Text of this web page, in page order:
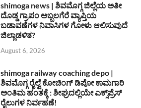
shimoga news | ಶಿವಮೊಗ್ಗ ಜಿಲ್ಲೆಯ ಅತೀ
ದೊಡ್ಡ ಗ್ರಾಪಂ ಅಬ್ಬಲಗೆರೆ ವ್ಯಾಪ್ತಿಯ
ಬಡಾವಣೆಗಳ ನಿವಾಸಿಗಳ ಗೋಳು ಆಲಿಸುವುದೆ
ಜಿಲ್ಲಾಡಳಿತ?
August 6, 2026
shimoga railway coaching depo |
ಶಿವಮೊಗ್ಗ ರೈಲ್ವೆ ಕೋಚಿಂಗ್ ಡಿಪೋ ಕಾಮಗಾರಿ
ಅಂತಿಮ ಹಂತಕ್ಕೆ : ಶೀಘ್ರದಲ್ಲಿಯೇ ಎಕ್ಸ್‌ಪ್ರೆಸ್
ರೈಲುಗಳ ನಿರ್ವಹಣೆ!